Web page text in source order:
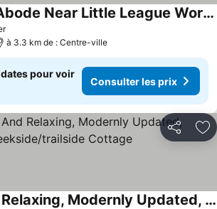
Pennsylvania Abode Near Little League World Series
à 3.3 km de : Centre-ville
pour voir
Consulter les prix
Partager
Fun, Cozy And Relaxing, Modernly Updated, Creekside/trailside Cottage